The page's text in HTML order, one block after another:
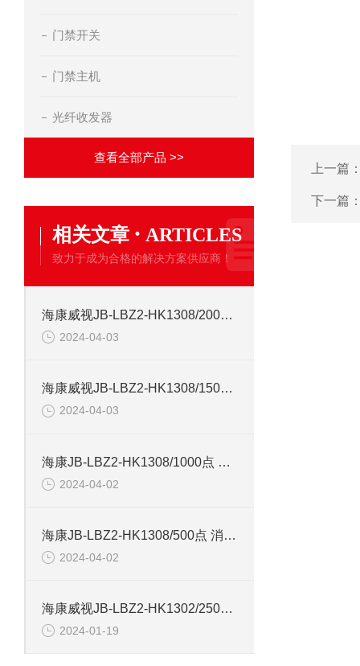
门禁开关
门禁主机
光纤收发器
查看全部产品 >>
相关文章 · ARTICLES
致力于成为合格的解决方案供应商！
海康威视JB-LBZ2-HK1308/2000点 火灾消防报警控制器
2024-04-03
海康威视JB-LBZ2-HK1308/1500点 火灾报警控制器
2024-04-03
海康JB-LBZ2-HK1308/1000点 火灾报警控制器
2024-04-02
海康JB-LBZ2-HK1308/500点 消防联动控制器
2024-04-02
海康威视JB-LBZ2-HK1302/250点 火灾报警控制器
2024-01-19
上一篇
下一篇